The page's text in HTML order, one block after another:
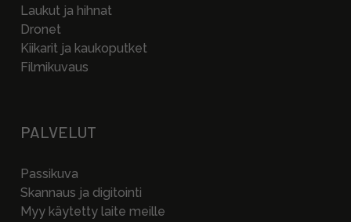
Laukut ja hihnat
Dronet
Kiikarit ja kaukoputket
Filmikuvaus
PALVELUT
Passikuva
Skannaus ja digitointi
Myy käytetty laite meille